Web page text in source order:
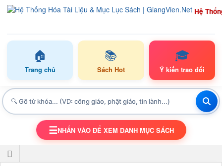
Hệ
🏠
Trang chủ
📚
Sách Hot
🎓
Ý kiến trao đổi
TOGGLE NAVIGATION
☰NHẤN VÀO ĐỂ XEM DANH MỤC SÁCH